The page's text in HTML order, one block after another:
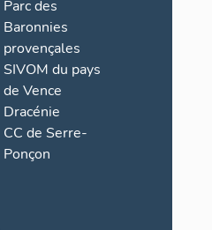
Parc des
Baronnies
provençales
SIVOM du pays
de Vence
Dracénie
CC de Serre-
Ponçon